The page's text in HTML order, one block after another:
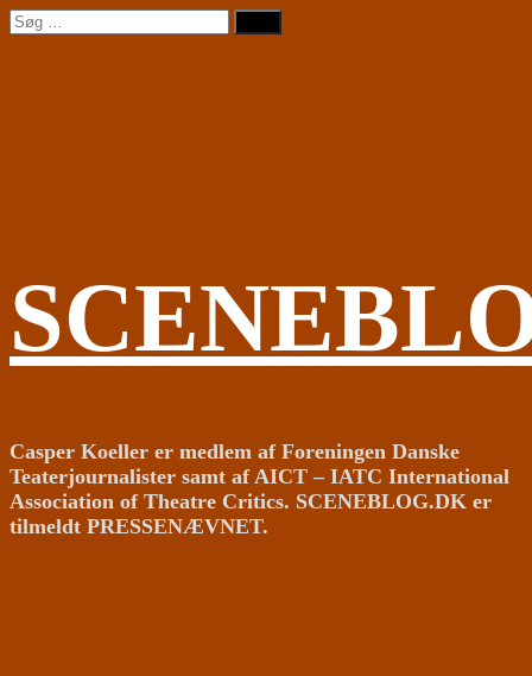
Videre
til
Søg
efter:
Casper Koeller er medlem af Foreningen Danske
Teaterjournalister samt af AICT – IATC International
Association of Theatre Critics. SCENEBLOG.DK er
tilmeldt PRESSENÆVNET.